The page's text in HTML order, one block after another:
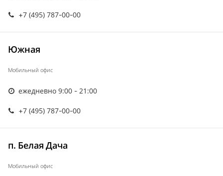
+7 (495) 787-00-00
Южная
Мобильный офис
ежедневно 9:00 - 21:00
+7 (495) 787-00-00
п. Белая Дача
Мобильный офис